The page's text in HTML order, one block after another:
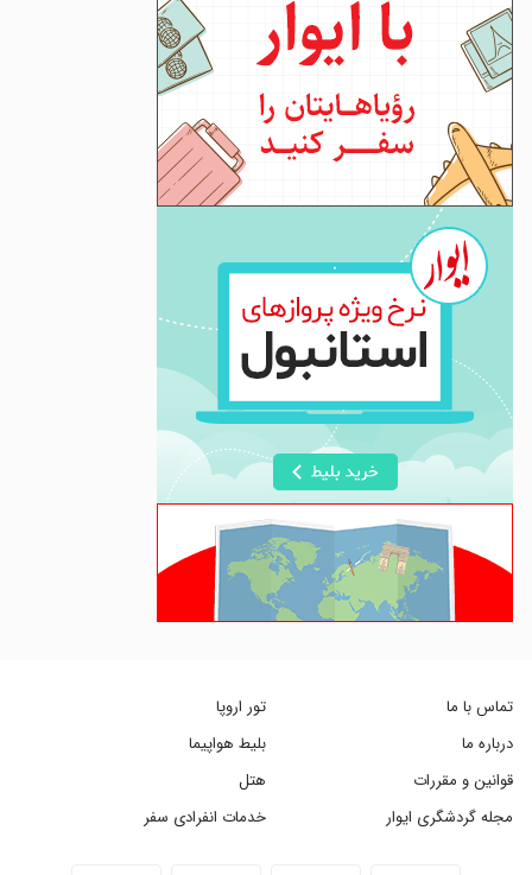
تماس با ما
درباره ما
قوانین و مقررات
مجله گردشگری ایوار
تور اروپا
بلیط هواپیما
هتل
خدمات انفرادی سفر